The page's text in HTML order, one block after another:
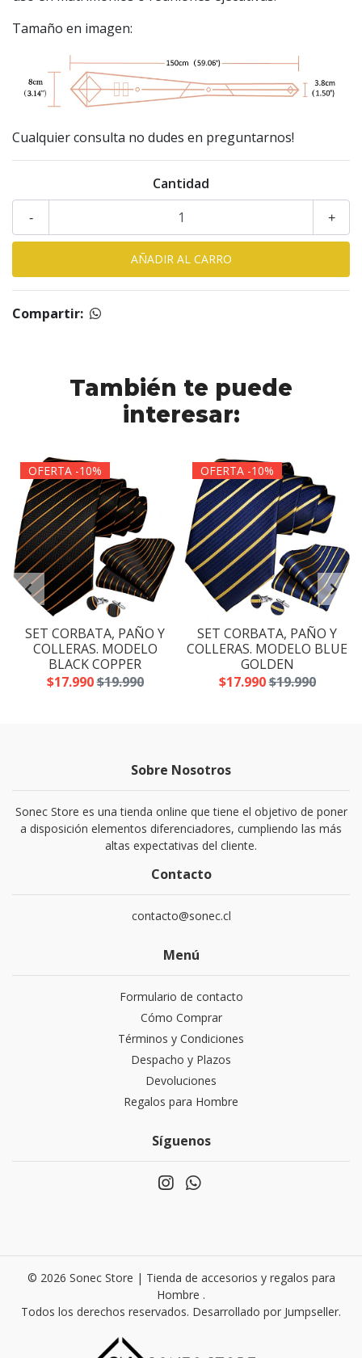
Tamaño en imagen:
Cualquier consulta no dudes en preguntarnos!
Cantidad
+
-
Compartir:
También te puede
interesar:
OFERTA -10%
SET CORBATA, PAÑO Y
COLLERAS. MODELO
BLACK COPPER
$17.990$19.990
OFERTA -10%
SET CORBATA, PAÑO Y
COLLERAS. MODELO BLUE
GOLDEN
$17.990$19.990
Sobre Nosotros
Sonec Store es una tienda online que tiene el objetivo de poner
a disposición elementos diferenciadores, cumpliendo las más
altas expectativas del cliente.
Contacto
contacto@sonec.cl
Menú
Formulario de contacto
Cómo Comprar
Términos y Condiciones
Despacho y Plazos
Devoluciones
Regalos para Hombre
Síguenos
© 2026 Sonec Store | Tienda de accesorios y regalos para
Hombre .
Todos los derechos reservados. Desarrollado por Jumpseller.